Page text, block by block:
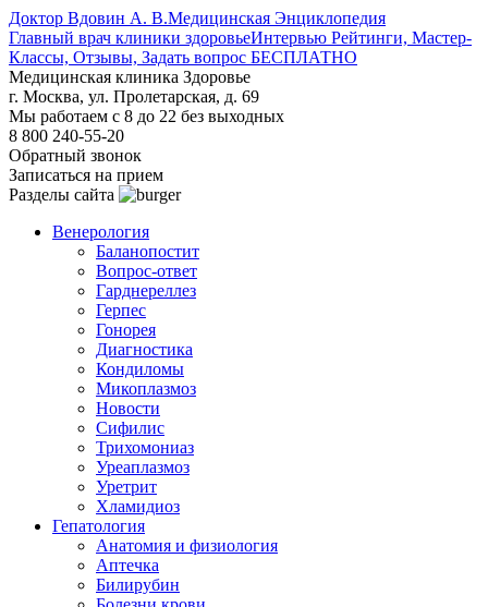
Доктор Вдовин А. В.Медицинская Энциклопедия
Главный врач клиники здоровьеИнтервью Рейтинги, Мастер-
Классы, Отзывы, Задать вопрос БЕСПЛАТНО
Медицинская клиника Здоровье
г. Москва, ул. Пролетарская, д. 69
Мы работаем с 8 до 22 без выходных
8 800 240-55-20
Обратный звонок
Записаться на прием
Разделы сайта
Венерология
Баланопостит
Вопрос-ответ
Гарднереллез
Герпес
Гонорея
Диагностика
Кондиломы
Микоплазмоз
Новости
Сифилис
Трихомониаз
Уреаплазмоз
Уретрит
Хламидиоз
Гепатология
Анатомия и физиология
Аптечка
Билирубин